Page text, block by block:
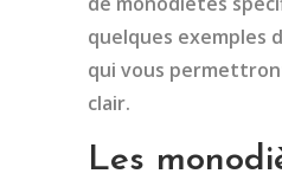
quelques exemples
qui vous
clair.
Les